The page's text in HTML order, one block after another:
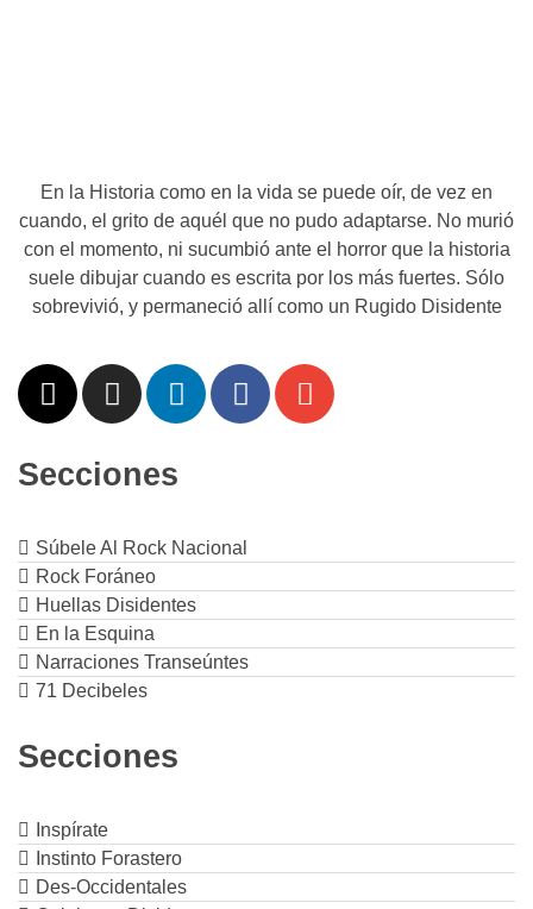
En la Historia como en la vida se puede oír, de vez en
cuando, el grito de aquél que no pudo adaptarse. No murió
con el momento, ni sucumbió ante el horror que la historia
suele dibujar cuando es escrita por los más fuertes. Sólo
sobrevivió, y permaneció allí como un Rugido Disidente
Secciones
Súbele Al Rock Nacional
Rock Foráneo
Huellas Disidentes
En la Esquina
Narraciones Transeúntes
71 Decibeles
Secciones
Inspírate
Instinto Forastero
Des-Occidentales